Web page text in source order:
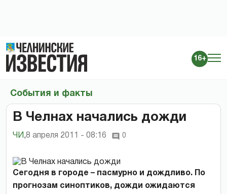
16+
События и факты
В Челнах начались дожди
ЧИ ,8 апреля 2011 - 08:16 0
Сегодня в городе – пасмурно и дождливо. По
прогнозам синоптиков, дожди ожидаются